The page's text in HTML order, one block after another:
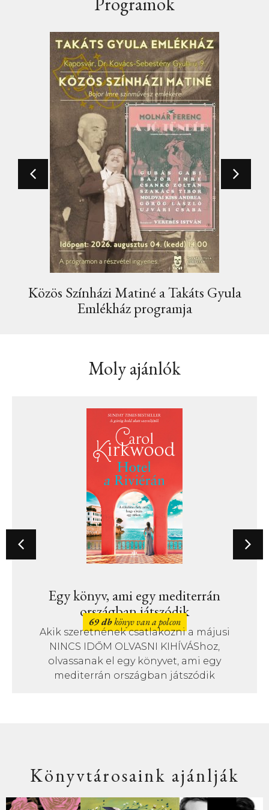
Közös Színházi Matiné a Takáts Gyula
Emlékház programja
Moly ajánlók
Egy könyv, ami egy mediterrán
országban játszódik
69 dbkönyv van a polcon
Akik szeretnének csatlakozni a májusi
NINCS IDŐM OLVASNI KIHÍVÁShoz,
olvassanak el egy könyvet, ami egy
mediterrán országban játszódik
Könyvtárosaink ajánlják